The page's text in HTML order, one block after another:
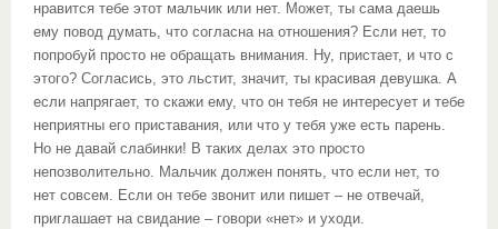
нравится тебе этот мальчик или нет. Может, ты сама даешь
ему повод думать, что согласна на отношения? Если нет, то
попробуй просто не обращать внимания. Ну, пристает, и что с
этого? Согласись, это льстит, значит, ты красивая девушка. А
если напрягает, то скажи ему, что он тебя не интересует и тебе
неприятны его приставания, или что у тебя уже есть парень.
Но не давай слабинки! В таких делах это просто
непозволительно. Мальчик должен понять, что если нет, то
нет совсем. Если он тебе звонит или пишет – не отвечай,
приглашает на свидание – говори «нет» и уходи.